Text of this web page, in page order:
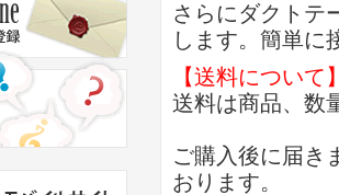
さらにダクトテ
します。簡単に
【送料について
送料は商品、数
ご購入後に届き
おります。